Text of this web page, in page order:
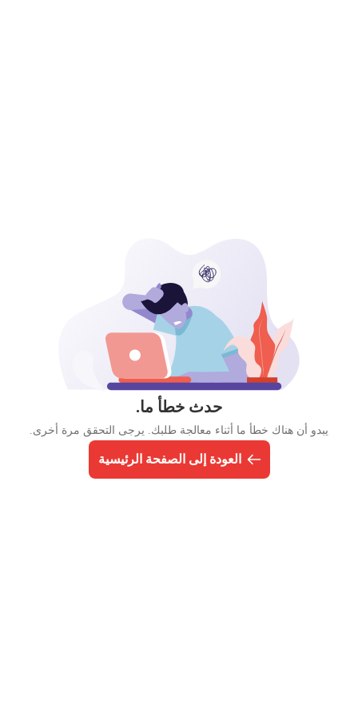
حدث خطأ ما.
يبدو أن هناك خطأ ما أثناء معالجة طلبك. يرجى التحقق مرة أخرى.
العودة إلى الصفحة الرئيسية